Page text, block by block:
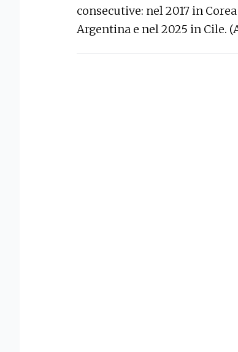
consecutive: nel 2017 in
Argentina e nel 2025 in Cile.